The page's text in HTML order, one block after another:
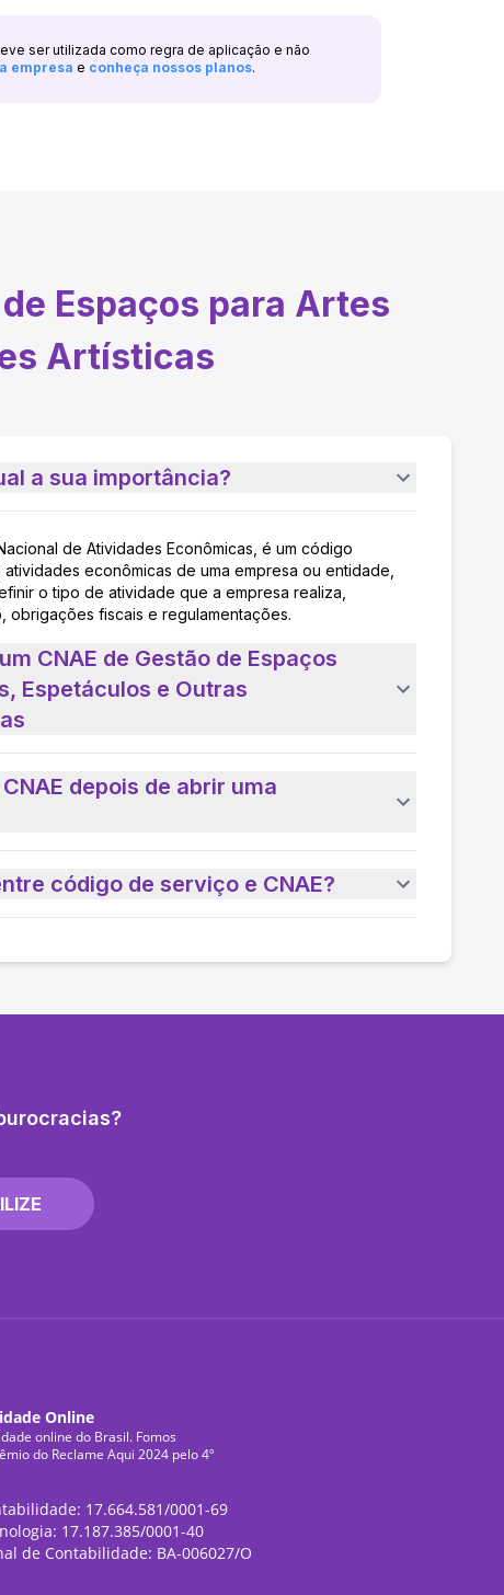
ser utilizada como regra de aplicação e não
empresa e conheça nossos planos.
Espaços para Artes
Artísticas
a sua importância?
de Atividades Econômicas, é um código
econômicas de uma empresa ou entidade,
o tipo de atividade que a empresa realiza,
obrigações fiscais e regulamentações.
CNAE de Gestão de Espaços
Espetáculos e Outras
depois de abrir uma
código de serviço e CNAE?
Online
online do Brasil. Fomos
do Reclame Aqui 2024 pelo 4º
17.664.581/0001-69
17.187.385/0001-40
de Contabilidade: BA-006027/O